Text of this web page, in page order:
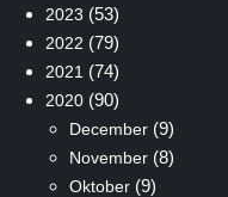
2023 (53)
2022 (79)
2021 (74)
2020(90)
December(9)
November(8)
Oktober(9)